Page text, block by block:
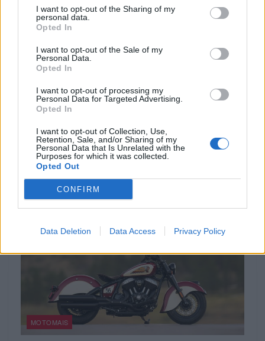
I want to opt-out of the Sharing of my
personal data.
Opted In
I want to opt-out of the Sale of my
Personal Data.
Opted In
I want to opt-out of processing my
Personal Data for Targeted Advertising.
Opted In
I want to opt-out of Collection, Use,
Retention, Sale, and/or Sharing of my
Personal Data that Is Unrelated with the
Purposes for which it was collected.
Opted Out
CONFIRM
Data Deletion Data Access Privacy Policy
EQUIPAMENTOS
Leatt eleva a aventura com a nova ADV
HydraDri 8.5
A Leatt lança a ADV HydraDri 8.5 para quem vive a
aventura sem limites. A marca aposta numa bota...
BEATRIZ ALEXANDRE 10 AGOSTO, 2026
MOTOMAIS